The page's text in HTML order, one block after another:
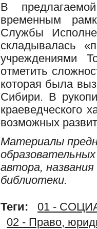
В
временным
Службы
складывалась
учреждениями
отметить
которая была
Сибири. В
краеведческого
возможных
Материалы
автора,
библиотеки.
Теги:
01 -
02 - Право,